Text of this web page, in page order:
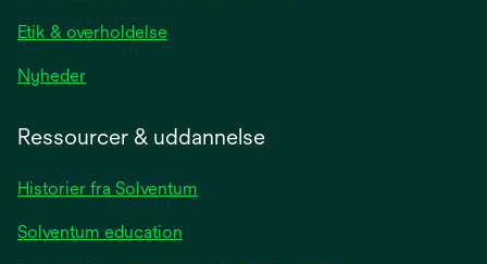
Etik & overholdelse
Nyhederopens
tab
Ressourcer & uddannelse
Historier fra Solventum
Solventum education